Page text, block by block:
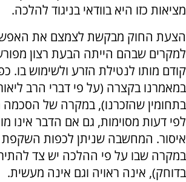
מציאות כזו היא בוודאי בניגוד להלכה.
הצעת החוק מבקשת לצמצם את
למקרים שבהם הייתה הבעת רצון
קודם מותו לנטילת הזרע ולשימוש בו.
במאמרנו בקצרה (על פי דברי הרב
בתחומין שהזכרנו), במקרה של
לפי דעות מסוימות, גם אם הדבר אינו
איסור. המחשבה שניתן לכפות השקפת
במקרה שבו על פי ההלכה יש צד
בדוחק), אינה ראויה וגם אינה מעשית.